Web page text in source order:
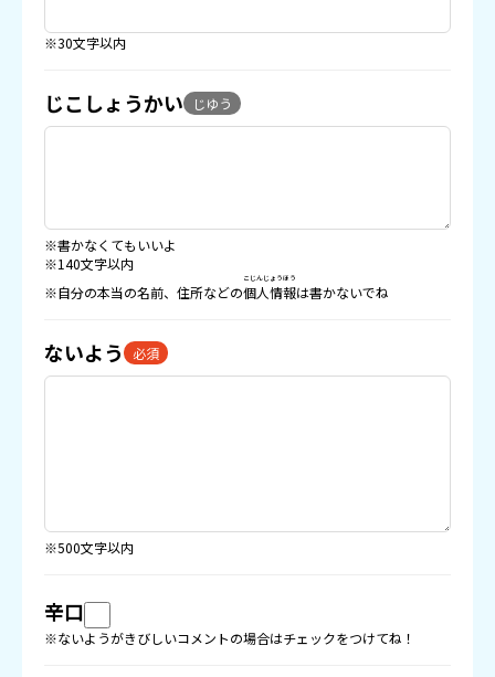
※30文字以内
じこしょうかい じゆう
※書かなくてもいいよ
※140文字以内
※自分の本当の名前、住所などの個人情報
こじんじょうほう
は書かないでね
ないよう 必須
※500文字以内
辛口
※ないようがきびしいコメントの場合はチェックをつけてね！